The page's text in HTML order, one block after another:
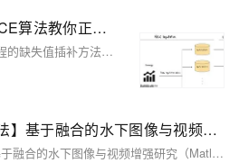
别再用均值填充了！MICE算法教你正确处理缺失数据
MICE是一种基于迭代链式方程的缺失值插补方法，通过构建后验分布并生成多个完整数据集，有效量化不确定性。相比简单填补，MICE利用变量间复杂关系，提升插补准确性，适用于多变量关联、缺失率高的场景。本文结合PMM与线性回归，详解其机制并对比效果，验证其在统计推断中的优势。
【水下图像增强融合算法】基于融合的水下图像与视频增强研究（Matlab代码实现）
【水下图像增强融合算法】基于融合的水下图像与视频增强研究（Matlab代码实现）